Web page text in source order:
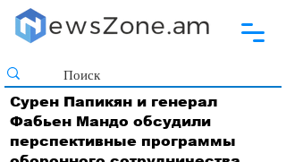
Сурен Папикян и генерал
Фабьен Мандо обсудили
перспективные программы